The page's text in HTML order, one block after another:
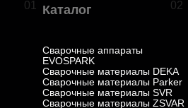
01 Каталог
Сварочные аппараты
EVOSPARK
Сварочные материалы DEKA
Сварочные материалы Parker
Сварочные материалы SVR
Сварочные материалы ZSVAR
02